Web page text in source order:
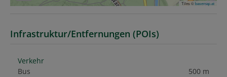
Tiles ©basemap.at
Infrastruktur/Entfernungen (POIs)
Verkehr
Bus
500 m